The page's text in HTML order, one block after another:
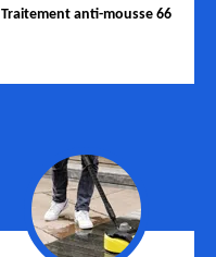
Traitement anti-mousse 66